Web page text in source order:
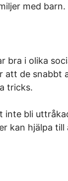
med barn.
bra i olika
att de snabbt
tricks.
inte bli
kan hjälpa till